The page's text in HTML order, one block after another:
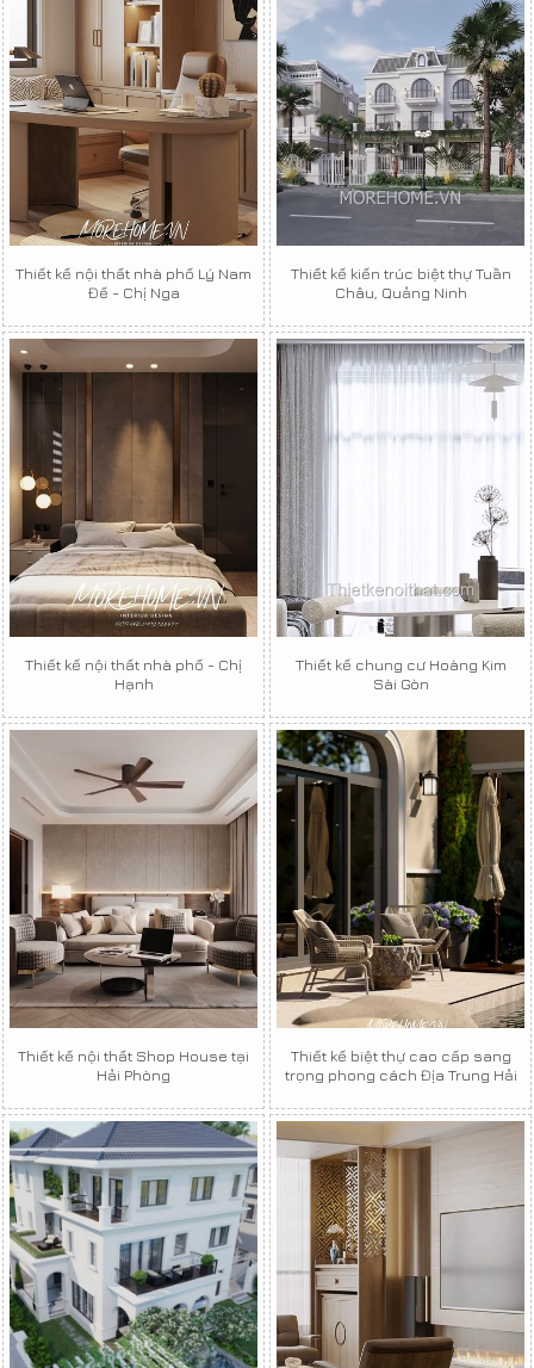
Thiết kế nội thất nhà phố Lý Nam
Đế - Chị Nga
Thiết kế kiến trúc biệt thự Tuần
Châu, Quảng Ninh
Thiết kế nội thất nhà phố - Chị
Hạnh
Thiết kế chung cư Hoàng Kim
Sài Gòn
Thiết kế nội thất Shop House tại
Hải Phòng
Thiết kế biệt thự cao cấp sang
trọng phong cách Địa Trung Hải